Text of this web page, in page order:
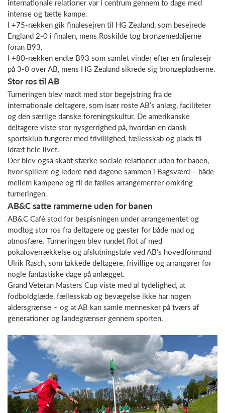
internationale relationer var i centrum gennem to dage med
intense og tætte kampe.
I +75-rækken gik finalesejren til HG Zealand, som besejrede
England 2-0 i finalen, mens Roskilde tog bronzemedaljerne
foran B93.
I +80-rækken endte B93 som samlet vinder efter en finalesejr
på 3-0 over AB, mens HG Zealand sikrede sig bronzepladserne.
Stor ros til AB
Turneringen blev mødt med stor begejstring fra de
internationale deltagere, som især roste AB’s anlæg, faciliteter
og den særlige danske foreningskultur. De amerikanske
deltagere viste stor nysgerrighed på, hvordan en dansk
sportsklub fungerer med frivillighed, fællesskab og plads til
idræt hele livet.
Der blev også skabt stærke sociale relationer uden for banen,
hvor spillere og ledere nød dagene sammen i Bagsværd – både
mellem kampene og til de fælles arrangementer omkring
turneringen.
AB&C satte rammerne uden for banen
AB&C Café stod for bespisningen under arrangementet og
modtog stor ros fra deltagere og gæster for både mad og
atmosfære. Turneringen blev rundet flot af med
pokaloverrækkelse og afslutningstale ved AB’s hovedformand
Ulrik Rasch, som takkede deltagere, frivillige og arrangører for
nogle fantastiske dage på anlægget.
Grand Veteran Masters Cup viste med al tydelighed, at
fodboldglæde, fællesskab og bevægelse ikke har nogen
aldersgrænse – og at AB kan samle mennesker på tværs af
generationer og landegrænser gennem sporten.